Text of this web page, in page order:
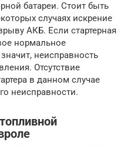
батареи. Стоит быть
случаях искрение
АКБ. Если стартерная
нормальное
неисправность
Отсутствие
в данном случае
неисправности.